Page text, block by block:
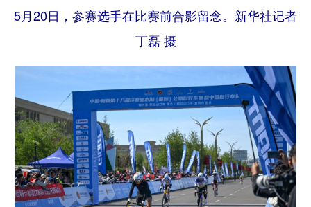
5月20日，参赛选手在比赛前合影留念。新华社记者
丁磊 摄